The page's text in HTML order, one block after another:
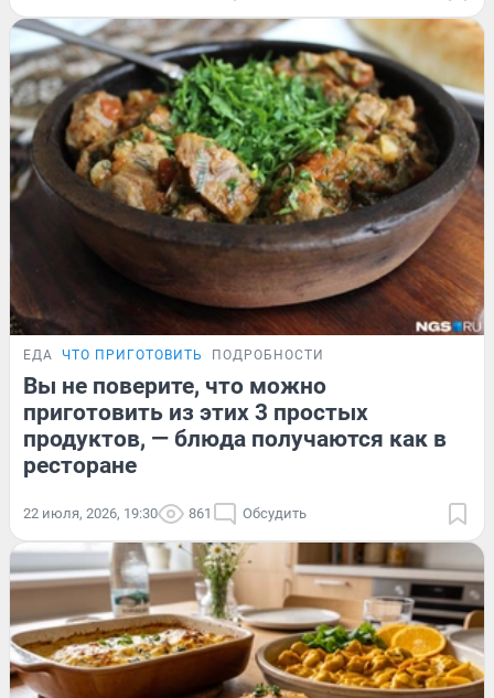
ЕДА ЧТО ПРИГОТОВИТЬ ПОДРОБНОСТИ
Вы не поверите, что можно
приготовить из этих 3 простых
продуктов, — блюда получаются как в
ресторане
22 июля, 2026, 19:30 861 Обсудить